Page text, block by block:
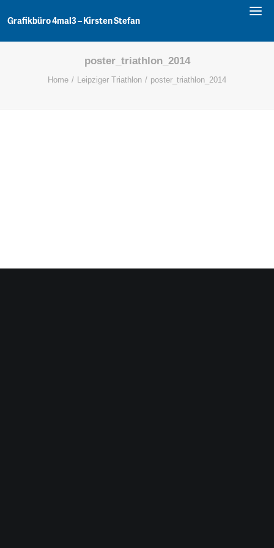
Grafikbüro 4mal3 – Kirsten Stefan
PORTFOLIO
poster_triathlon_2014
Home Leipziger Triathlon poster_triathlon_2014